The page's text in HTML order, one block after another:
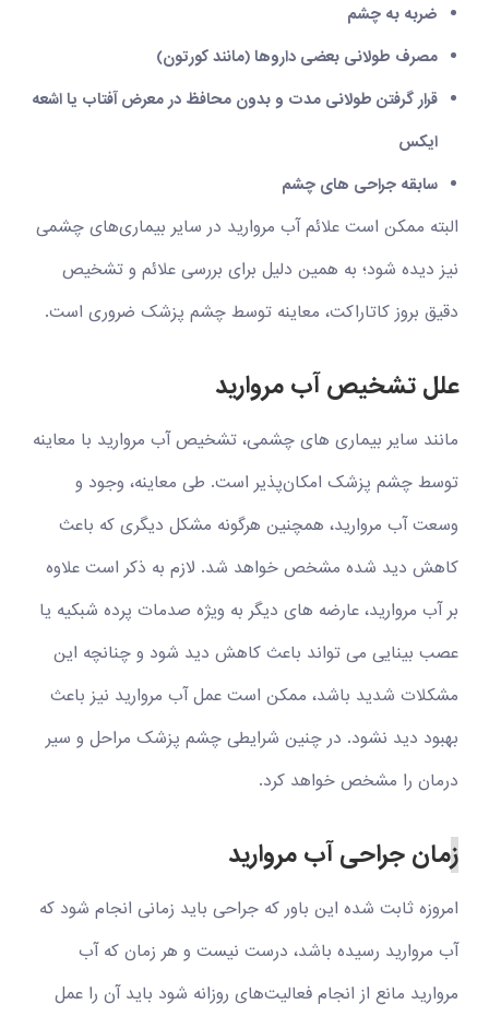
ضربه به چشم
مصرف طولانی بعضی داروها (مانند کورتون)
قرار گرفتن طولانی مدت و بدون محافظ در معرض آفتاب یا اشعه
ایکس
سابقه جراحی های چشم
البته ممکن است علائم آب مروارید در سایر بیماری‏‌های چشمی
نیز دیده شود؛ به همین دلیل برای بررسی علائم و تشخیص
دقیق بروز کاتاراکت، معاینه توسط چشم پزشک ضروری است.
علل تشخیص آب مروارید
مانند سایر بیماری های چشمی، تشخیص آب مروارید با معاینه
توسط چشم پزشک امکان‌پذیر است. طی معاینه، وجود و
وسعت آب مروارید، همچنین هرگونه مشکل دیگری که باعث
کاهش دید شده مشخص خواهد شد. لازم به ذکر است علاوه
بر آب مروارید، عارضه های دیگر به ویژه صدمات پرده شبکیه یا
عصب بینایی می تواند باعث کاهش دید شود و چنان‏چه این
مشکلات شدید باشد، ممکن است عمل آب مروارید نیز باعث
بهبود دید نشود. در چنین شرایطی چشم پزشک مراحل و سیر
درمان را مشخص خواهد کرد.
زمان جراحی آب مروارید
امروزه ثابت شده این باور که جراحی باید زمانی انجام شود که
آب مروارید رسیده باشد، درست نیست و هر زمان که آب
مروارید مانع از انجام فعالیت‌های روزانه شود باید آن را عمل